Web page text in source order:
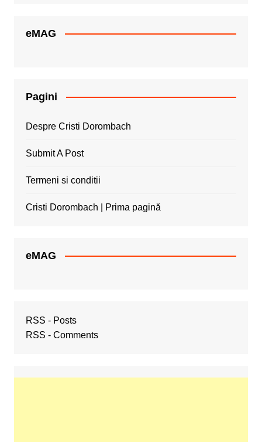
eMAG
Pagini
Despre Cristi Dorombach
Submit A Post
Termeni si conditii
Cristi Dorombach | Prima pagină
eMAG
RSS - Posts
RSS - Comments